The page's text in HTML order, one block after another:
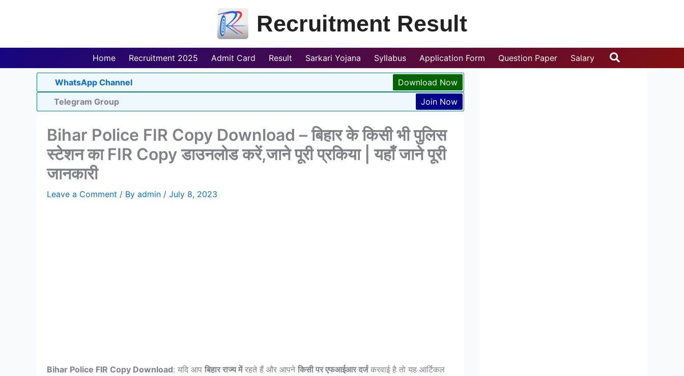
Recruitment Result
Home Recruitment 2025 Admit Card Result Sarkari Yojana Syllabus Application Form Question Paper Salary Search
WhatsApp Channel
Download Now
Telegram Group
Join Now
Bihar Police FIR Copy Download – बिहार के किसी भी पुलिस
स्टेशन का FIR Copy डाउनलोड करें,जाने पूरी प्रकिया | यहाँ जाने पूरी
जानकारी
Leave a Comment / By admin / July 8, 2023
Bihar Police FIR Copy Download: यदि आप बिहार राज्य मेंरहते हैं और आपने किसी पर एफआईआर दर्जकरवाई है तो यह आर्टिकल